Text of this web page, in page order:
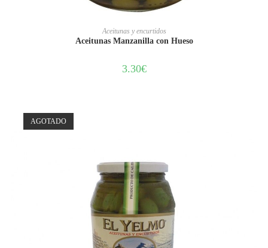
AÑADIR AL CARRITO
Aceitunas y encurtidos
Aceitunas Manzanilla con Hueso
3.30€
AGOTADO